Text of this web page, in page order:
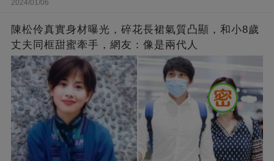
2024/01/06
陳松伶真實身材曝光，碎花長裙氣質凸顯，和小8歲
丈夫同框甜蜜牽手，網友：像是兩代人